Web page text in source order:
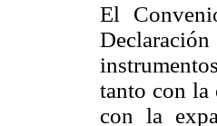
El
tanto con la
con la